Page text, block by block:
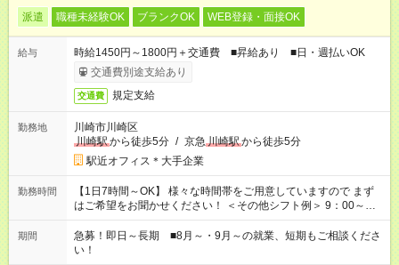
派遣 職種未経験OK ブランクOK WEB登録・面接OK
給与
時給1450円～1800円＋交通費 ■昇給あり ■日・週払いOK
交通費別途支給あり
交通費 規定支給
勤務地
川崎市川崎区
川崎駅から徒歩5分 / 京急 川崎駅から徒歩5分
駅近オフィス＊大手企業
勤務時間
【1日7時間～OK】 様々な時間帯をご用意していますので まず
はご希望をお聞かせください！ ＜その他シフト例＞ 9：00～
17：00 11：00～20：00 などなど！その他のお時間もOKです！
期間
急募！即日～長期 ■8月～・9月～の就業、短期もご相談くださ
い！